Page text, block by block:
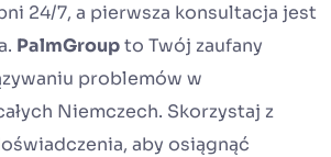
24/7, a pierwsza konsultacja jest
PalmGroupto Twój zaufany
problemów w
Niemczech. Skorzystaj z
aby osiągnąć